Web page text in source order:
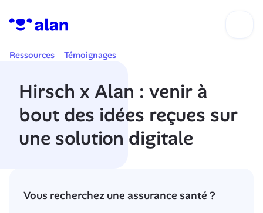
Ressources Témoignages
Hirsch x Alan : venir à
bout des idées reçues sur
une solution digitale
Vous recherchez une assurance santé ?